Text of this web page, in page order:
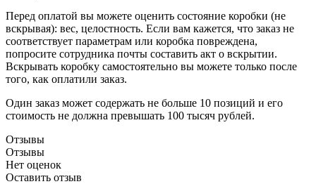
Перед оплатой вы можете оценить состояние коробки (не
вскрывая): вес, целостность. Если вам кажется, что заказ не
соответствует параметрам или коробка повреждена,
попросите сотрудника почты составить акт о вскрытии.
Вскрывать коробку самостоятельно вы можете только после
того, как оплатили заказ.
Один заказ может содержать не больше 10 позиций и его
стоимость не должна превышать 100 тысяч рублей.
Отзывы
Отзывы
Нет оценок
Оставить отзыв